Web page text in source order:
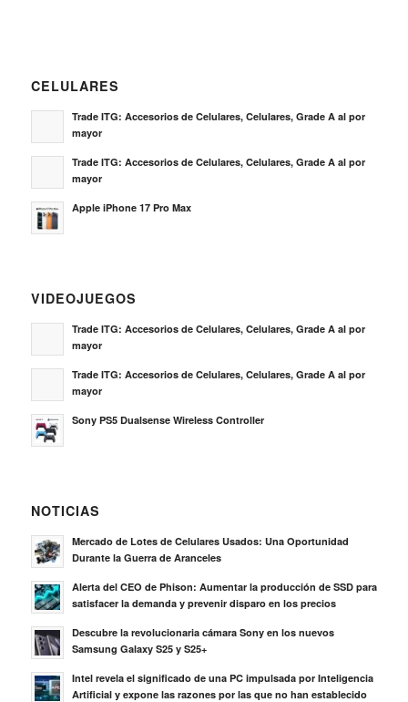
CELULARES
Trade ITG: Accesorios de Celulares, Celulares, Grade A al por
mayor
Trade ITG: Accesorios de Celulares, Celulares, Grade A al por
mayor
Apple iPhone 17 Pro Max
VIDEOJUEGOS
Trade ITG: Accesorios de Celulares, Celulares, Grade A al por
mayor
Trade ITG: Accesorios de Celulares, Celulares, Grade A al por
mayor
Sony PS5 Dualsense Wireless Controller
NOTICIAS
Mercado de Lotes de Celulares Usados: Una Oportunidad
Durante la Guerra de Aranceles
Alerta del CEO de Phison: Aumentar la producción de SSD para
satisfacer la demanda y prevenir disparo en los precios
Descubre la revolucionaria cámara Sony en los nuevos
Samsung Galaxy S25 y S25+
Intel revela el significado de una PC impulsada por Inteligencia
Artificial y expone las razones por las que no han establecido